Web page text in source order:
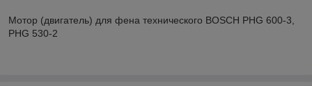
Мотор (двигатель) для фена технического BOSCH PHG 600-3,
PHG 530-2